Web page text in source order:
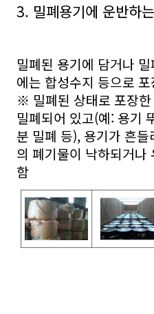
3. 밀폐용기에 운반하
밀폐된 용기에 담거나
에는 합성수지 등으로
※ 밀폐된 상태로 포장
밀폐되어 있고(예: 용기
분 밀폐 등), 용기가 흔
의 폐기물이 낙하되거나
함